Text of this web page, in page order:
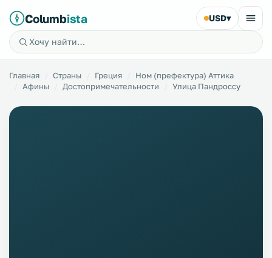
Columbista USD▾
Главная Страны Греция
Ном (префектура) Аттика
Афины
Достопримечательности Улица Пандроссу